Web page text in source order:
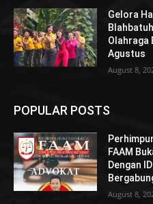
Gelora
Olahraga
Agustus
August 8,
POPULAR POSTS
FAAM
Dengan
August 8,